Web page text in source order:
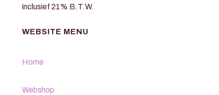
inclusief 21% B.T.W.
WEBSITE MENU
Home
Webshop